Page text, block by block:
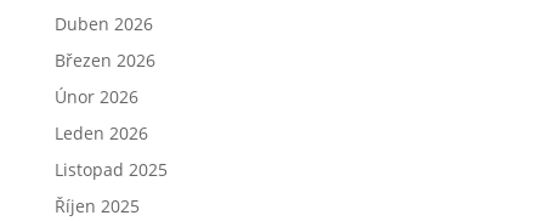
Duben 2026
Březen 2026
Únor 2026
Leden 2026
Listopad 2025
Říjen 2025